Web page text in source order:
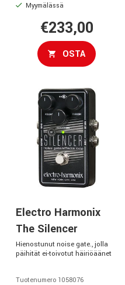
Myymälässä
€233,00
OSTA
Electro Harmonix
The Silencer
Hienostunut noise gate., jolla
päihität ei-toivotut häiriöäänet
Tuotenumero 1058076